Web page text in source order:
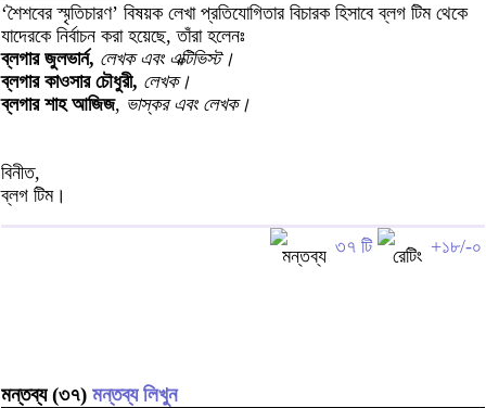
‘শৈশবের স্মৃতিচারণ’ বিষয়ক লেখা প্রতিযোগিতার বিচারক হিসাবে ব্লগ টিম থেকে
যাদেরকে নির্বাচন করা হয়েছে, তাঁরা হলেনঃ
ব্লগার জুলভার্ন, লেখক এবং এক্টিভিস্ট।
ব্লগার কাওসার চৌধুরী, লেখক।
ব্লগার শাহ আজিজ, ভাস্কর এবং লেখক।
বিনীত,
ব্লগ টিম।
৩৭ টি +১৮/-০
মন্তব্য (৩৭) মন্তব্য লিখুন